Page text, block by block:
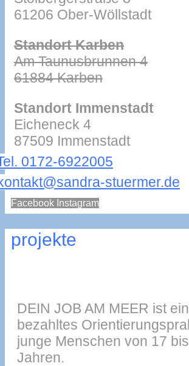
61206 Ober-Wöllstadt
Standort Karben
Am Taunusbrunnen 4
61884 Karben
Standort Immenstadt
Eicheneck 4
87509 Immenstadt
0172-6922005
stuermer.de
Facebook Instagram
projekte
DEIN JOB AM MEER ist ein
bezahltes
junge Menschen von 17
Jahren.